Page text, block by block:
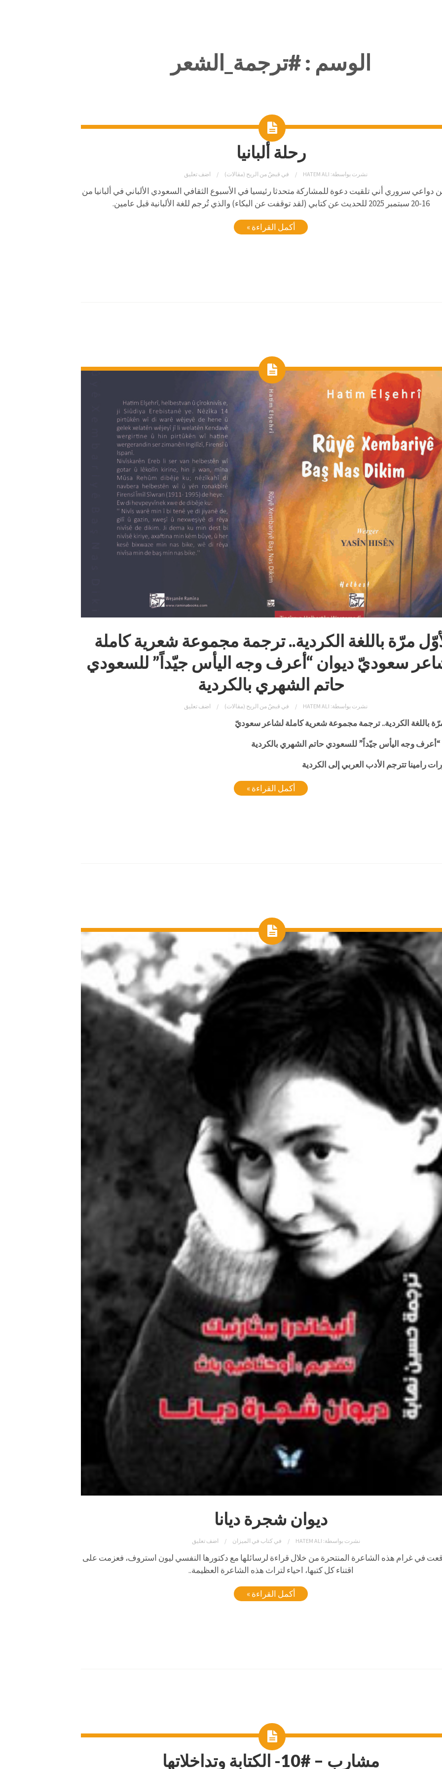
الوسم :#ترجمة_الشعر
رحلة ألبانيا
نشرت بواسطة: HATEM ALI في قبضٌ من الريح (مقالات) اضف تعليق
دواعي سروري أني تلقيت دعوة للمشاركة متحدثا رئيسيا في الأسبوع الثقافي السعودي الألباني في ألبانيا من
16-20 سبتمبر 2025 للحديث عن كتابي (لقد توقفت عن البكاء) والذي تُرجم للغة الألبانية قبل عامين.
أكمل القراءة »
مرّة باللغة الكردية.. ترجمة مجموعة شعرية كاملة
سعوديّ ديوان “أعرف وجه اليأس جيّداً” للسعودي
حاتم الشهري بالكردية
نشرت بواسطة: HATEM ALI في قبضٌ من الريح (مقالات) اضف تعليق
باللغة الكردية.. ترجمة مجموعة شعرية كاملة لشاعر سعوديّ
“أعرف وجه اليأس جيّداً” للسعودي حاتم الشهري بالكردية
رامينا تترجم الأدب العربي إلى الكردية
أكمل القراءة »
ديوان شجرة ديانا
نشرت بواسطة: HATEM ALI فيكتاب في الميزان اضف تعليق
في غرام هذه الشاعرة المنتحرة من خلال قراءة لرسائلها مع دكتورها النفسي ليون استروف، فعزمت على
اقتناء كل كتبها، احياء لتراث هذه الشاعرة العظيمة..
أكمل القراءة »
مشارب – #10- الكتابة وتداخلاتها